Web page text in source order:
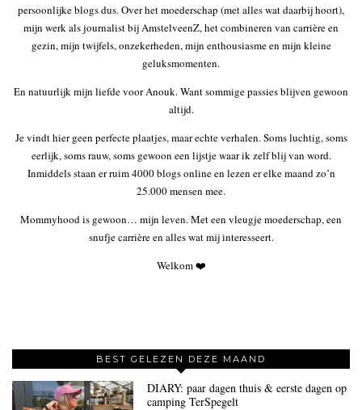
persoonlijke blogs dus. Over het moederschap (met alles wat daarbij hoort),
mijn werk als journalist bij AmstelveenZ, het combineren van carrière en
gezin, mijn twijfels, onzekerheden, mijn enthousiasme en mijn kleine
geluksmomenten.
En natuurlijk mijn liefde voor Anouk. Want sommige passies blijven gewoon
altijd.
Je vindt hier geen perfecte plaatjes, maar echte verhalen. Soms luchtig, soms
eerlijk, soms rauw, soms gewoon een lijstje waar ik zelf blij van word.
Inmiddels staan er ruim 4000 blogs online en lezen er elke maand zo’n
25.000 mensen mee.
Mommyhood is gewoon… mijn leven. Met een vleugje moederschap, een
snufje carrière en alles wat mij interesseert.
Welkom ❤️
BEST GELEZEN DEZE MAAND
DIARY: paar dagen thuis & eerste dagen op
camping TerSpegelt